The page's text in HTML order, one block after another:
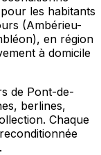
les habitants
(Ambérieu-
en région
à domicile
de Pont-de-
berlines,
Chaque